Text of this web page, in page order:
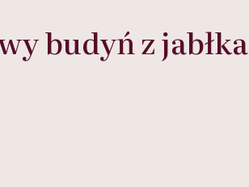
budyń z